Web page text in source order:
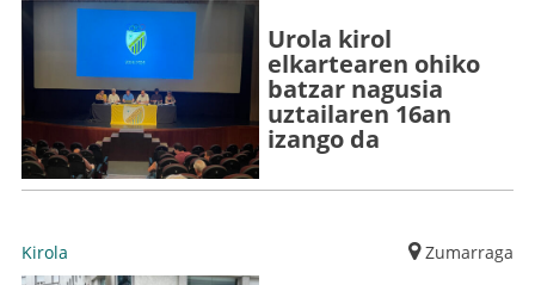
Urola kirol
elkartearen ohiko
batzar nagusia
uztailaren 16an
izango da
Kirola Zumarraga